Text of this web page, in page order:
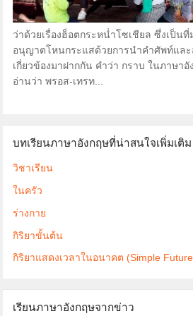
ว่าด้วยเรื่องฮ็อตกระหน่ำโซเชียล ซึ่งเป็น
อนุญาตโหนกระแสด้วยการนำคำศัพท์แล
เกี่ยวข้องมาฝากกัน คำว่า กราบ ในภาษา
อ่านว่า พรอส-เทรท...
บทเรียนภาษาอังกฤษที่น่าสนใจเพิ่มเติม
วิชาเรียน
ในครัว
ร่างกาย
กิริยาขั้นต้น
กิริยาแสดงเวลาในอนาคต (Simple
เรียนภาษาอังกฤษจากข่าว